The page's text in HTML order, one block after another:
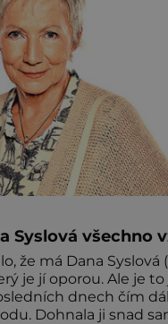
Syslová všechno
že má Dana Syslová
je jí oporou. Ale je to
dnech čím
mluví o svém odchodu. Dohnala